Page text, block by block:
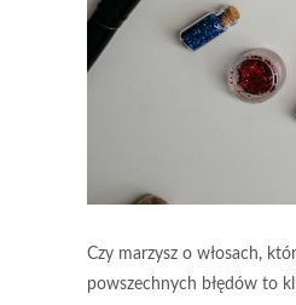
Czy marzysz o włosach,
powszechnych błędów to